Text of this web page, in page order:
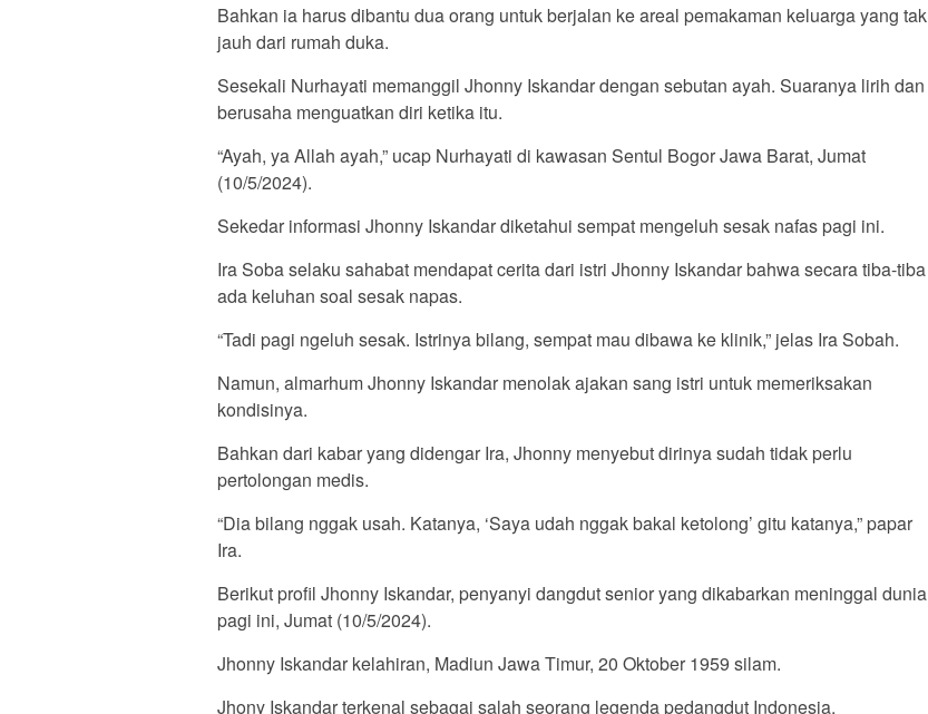
Bahkan ia harus dibantu dua orang untuk berjalan ke areal pemakaman keluarga yang tak
jauh dari rumah duka.
Sesekali Nurhayati memanggil Jhonny Iskandar dengan sebutan ayah. Suaranya lirih dan
berusaha menguatkan diri ketika itu.
“Ayah, ya Allah ayah,” ucap Nurhayati di kawasan Sentul Bogor Jawa Barat, Jumat
(10/5/2024).
Sekedar informasi Jhonny Iskandar diketahui sempat mengeluh sesak nafas pagi ini.
Ira Soba selaku sahabat mendapat cerita dari istri Jhonny Iskandar bahwa secara tiba-tiba
ada keluhan soal sesak napas.
“Tadi pagi ngeluh sesak. Istrinya bilang, sempat mau dibawa ke klinik,” jelas Ira Sobah.
Namun, almarhum Jhonny Iskandar menolak ajakan sang istri untuk memeriksakan
kondisinya.
Bahkan dari kabar yang didengar Ira, Jhonny menyebut dirinya sudah tidak perlu
pertolongan medis.
“Dia bilang nggak usah. Katanya, ‘Saya udah nggak bakal ketolong’ gitu katanya,” papar
Ira.
Berikut profil Jhonny Iskandar, penyanyi dangdut senior yang dikabarkan meninggal dunia
pagi ini, Jumat (10/5/2024).
Jhonny Iskandar kelahiran, Madiun Jawa Timur, 20 Oktober 1959 silam.
Jhony Iskandar terkenal sebagai salah seorang legenda pedangdut Indonesia.